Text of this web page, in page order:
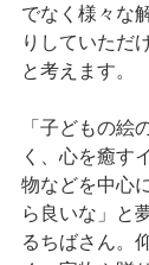
でなく様々な
りしていただ
と考えます。
「子どもの絵
く、心を癒す
物などを中心
ら良いな」と
るちばさん。